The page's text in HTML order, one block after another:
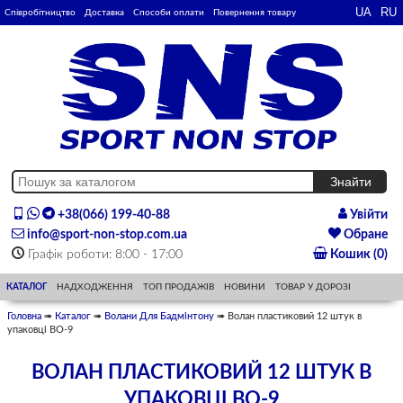
Співробітництво Доставка Способи оплати Повернення товару
+38(066) 199-40-88
info@sport-non-stop.com.ua
Графік роботи: 8:00 - 17:00
Увійти
Обране
Кошик (0)
КАТАЛОГ НАДХОДЖЕННЯ ТОП ПРОДАЖІВ НОВИНИ ТОВАР У ДОРОЗІ
Головна ➠ Каталог ➠ Волани Для Бадмінтону ➠ Волан пластиковий 12 штук в
упаковці BO-9
ВОЛАН ПЛАСТИКОВИЙ 12 ШТУК В